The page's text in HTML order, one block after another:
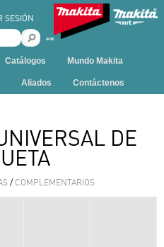
SESIÓN
DE
/ COMPLEMENTARIOS
Catálogos Mundo Makita
Aliados Contáctenos